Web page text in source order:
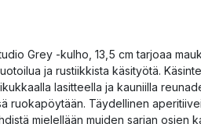
Grey -kulho, 13,5 cm tarjoaa
ja rustiikkista käsityötä.
lasitteella ja kauniilla
ruokapöytään. Täydellinen
mielellään muiden sarjan osien